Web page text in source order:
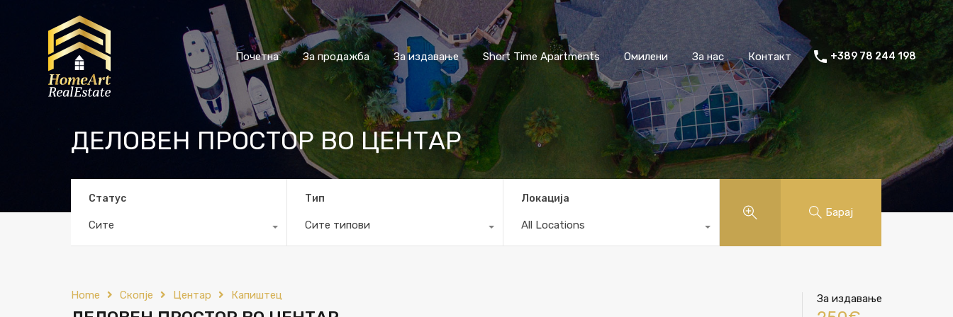
Почетна За продажба За издавање Short Time Apartments Омилени За нас Контакт +389 78 244 198
ДЕЛОВЕН ПРОСТОР ВО ЦЕНТАР
Статус
Сите
Тип
Сите типови
Локација
All Locations
Барај
Home Скопје Центар Капиштец За издавање